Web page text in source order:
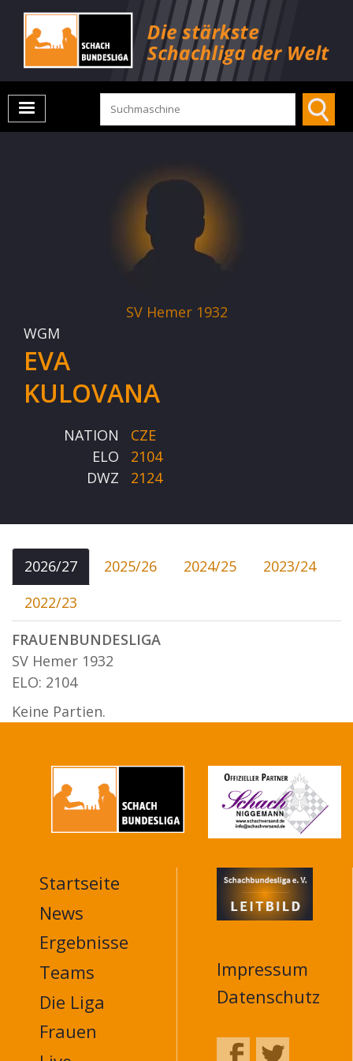
SV Hemer 1932
WGM
EVA
KULOVANA
NATION
CZE
ELO
2104
DWZ
2124
2026/27 2025/26 2024/25
2023/24
2022/23
FRAUENBUNDESLIGA
SV Hemer 1932
ELO: 2104
Keine Partien.
MAIN
NAVIGATION
FOOTER
Startseite
News
Ergebnisse
Teams
Die Liga
Frauen
Impressum
Datenschutz